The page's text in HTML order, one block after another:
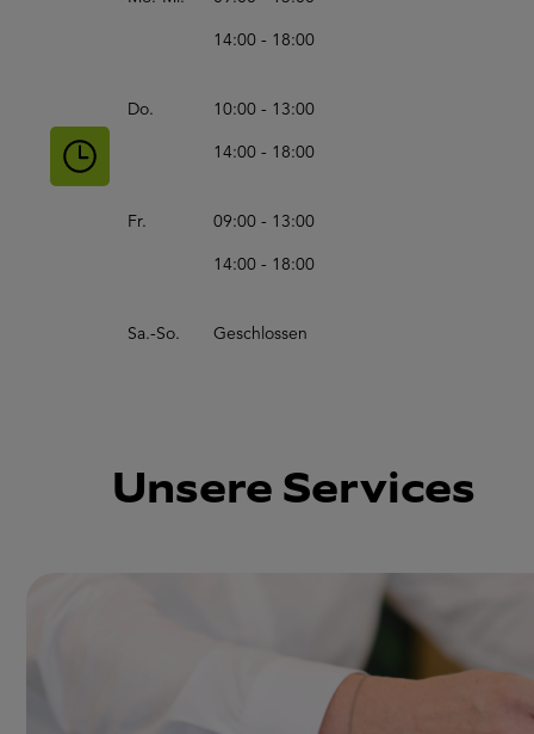
14:00 - 18:00
Do.
10:00 - 13:00
14:00 - 18:00
Fr.
09:00 - 13:00
14:00 - 18:00
Sa.-So. Geschlossen
Unsere Services